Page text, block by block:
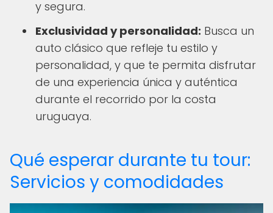
y segura.
Exclusividad y personalidad: Busca un
auto clásico que refleje tu estilo y
personalidad, y que te permita disfrutar
de una experiencia única y auténtica
durante el recorrido por la costa
uruguaya.
Qué esperar durante tu tour:
Servicios y comodidades